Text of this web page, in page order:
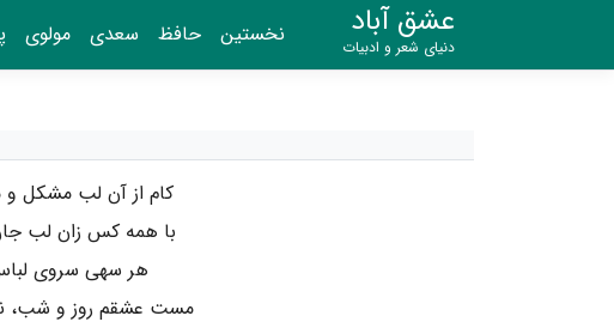
عشق آباد
دنیای شعر و ادبیات نخستین حافظ سعدی مولوی
کام از آن لب مشکل
با همه کس زان لب
هر سهی سروی
مست عشقم روز و شب،